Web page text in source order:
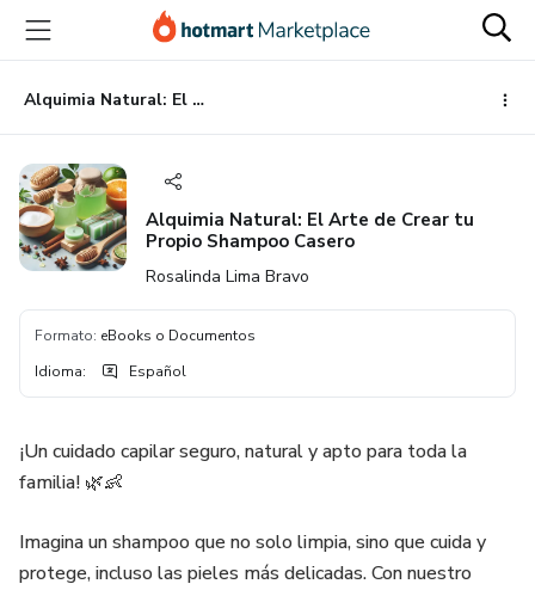
principal
página
de
página
Alquimia Natural: El Arte de Crear tu Propio Shampoo Casero
Alquimia Natural: El Arte de Crear tu
Propio Shampoo Casero
Rosalinda Lima Bravo
Formato: eBooks o Documentos
Idioma: Español
¡Un cuidado capilar seguro, natural y apto para toda la
familia! 🌿👶
Imagina un shampoo que no solo limpia, sino que cuida y
protege, incluso las pieles más delicadas. Con nuestro